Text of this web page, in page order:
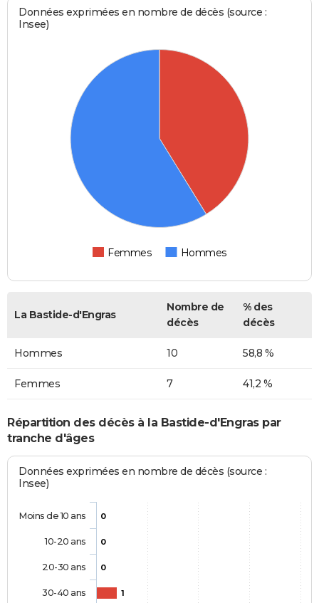
Données exprimées en nombre de décès (source :
Insee)
Femmes Hommes
La Bastide-d'Engras
Nombre de
décès
% des
décès
Hommes 10 58,8 %
Femmes 7 41,2 %
Répartition des décès à la Bastide-d'Engras par
tranche d'âges
Données exprimées en nombre de décès (source :
Insee)
0
0
0
1
Moins de 10 ans
10-20 ans
20-30 ans
30-40 ans